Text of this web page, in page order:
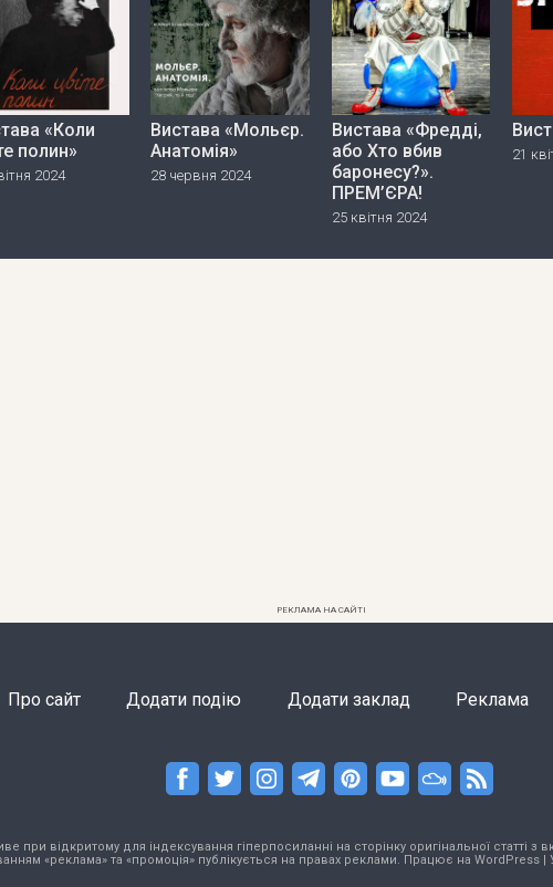
«Коли
полин»
2024
Вистава «Мольєр.
Анатомія»
28 червня 2024
Вистава «Фредді,
або Хто вбив
баронесу?».
ПРЕМ’ЄРА!
25 квітня 2024
21
РЕКЛАМА НА САЙТІ
Про сайт Додати подію Додати заклад Реклама
при відкритому для індексування гіперпосиланні на сторінку оригінальної статті з
«реклама» та «промоція» публікується на правах реклами. Працює на WordPress|